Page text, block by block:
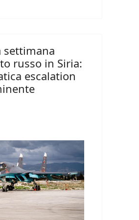
settimana
russo in Siria:
escalation